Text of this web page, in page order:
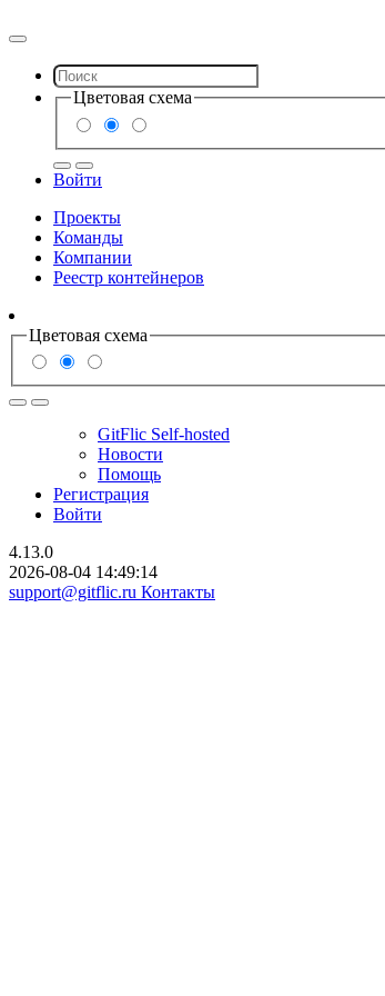
Цветовая схема
Войти
Проекты
Команды
Компании
Реестр контейнеров
Цветовая схема
GitFlic Self-hosted
Новости
Помощь
Регистрация
Войти
4.13.0
2026-08-04 14:49:14
support@gitflic.ru Контакты